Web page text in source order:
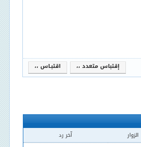
اقتبـاس ،، إقتباس متعدد ،،
الزوار
آخر رد